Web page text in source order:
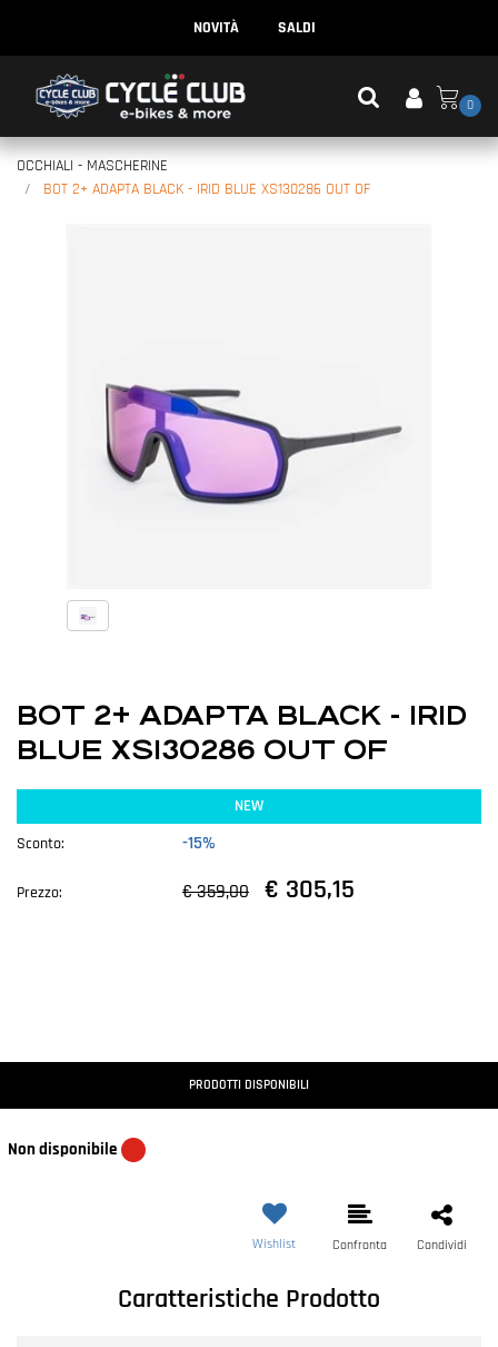
NOVITÀ SALDI
0
OCCHIALI - MASCHERINE
BOT 2+ ADAPTA BLACK - IRID BLUE XS130286 OUT OF
BOT 2+ ADAPTA BLACK - IRID
BLUE XS130286 OUT OF
NEW
Sconto:
-15%
Prezzo: € 359,00 € 305,15
PRODOTTI DISPONIBILI
Non disponibile
Wishlist Confronta Condividi
Caratteristiche Prodotto